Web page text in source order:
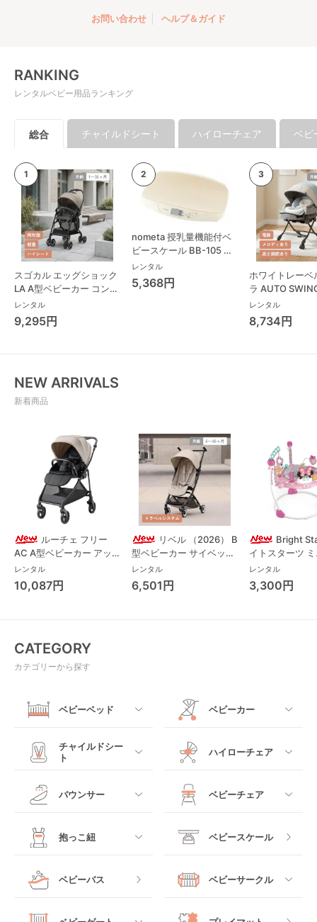
お問い合わせ ヘルプ＆ガイド
RANKING
レンタルベビー用品ランキング
総合 チャイルドシート ハイローチェア ベビ
スゴカル エッグショック
LA A型ベビーカー コンビ
(Combi)
レンタル
9,295円
nometa 授乳量機能付ベ
ビースケール BB-105 タ
ニタ(TANITA) ベビースケ
ール・体重計
レンタル
5,368円
ホワイトレーベ
ラ AUTO
Long スリープ
コンビ(Combi)
チェア・ベビー
レンタル
8,734円
NEW ARRIVALS
新着商品
ルーチェ フリー
AC A型ベビーカー アッ
プリカ(Aprica) A型ベビ
ーカー アップリカ
(Aprica)
レンタル
10,087円
リベル （2026） B
型ベビーカー サイベック
ス(cybex)
レンタル
6,501円
Bright
イトスターツ
ス フォーエバ
レンド ジャン
パルー キッズ
レンタル
3,300円
CATEGORY
カテゴリーから探す
ベビーベッド
すべて
レギュラーサイズベビ
ベッドインベッド
クーファン
ベビーカー
すべて
ベビーカーその他
チャイルドシー
ト
すべて
ジュニアシート
ハイローチェア
すべて
バウンサー
すべて
ベビーチェア
すべて
抱っこ紐
すべて
ベビースケール
ベビーバス ベビーサークル
すべて